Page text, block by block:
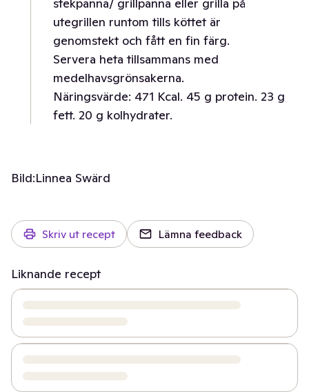
utegrillen runtom tills köttet är
genomstekt och fått en fin färg.
Servera heta tillsammans med
medelhavsgrönsakerna.
Näringsvärde: 471 Kcal. 45 g protein. 23 g
fett. 20 g kolhydrater.
Bild:Linnea Swärd
Skriv ut recept Lämna feedback
Liknande recept